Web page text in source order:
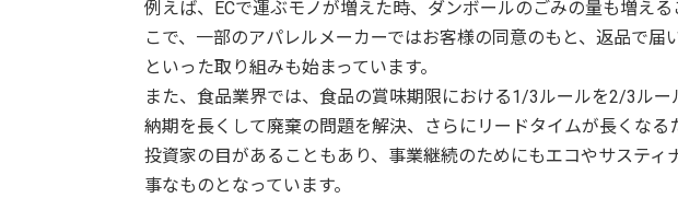
例えば、ECで運ぶモノが増えた時、ダンボールのごみの量も増え
こで、一部のアパレルメーカーではお客様の同意のもと、返品で届
といった取り組みも始まっています。
また、食品業界では、食品の賞味期限における1/3ルールを2/3ルー
納期を長くして廃棄の問題を解決、さらにリードタイムが長くなる
投資家の目があることもあり、事業継続のためにもエコやサスティ
事なものとなっています。